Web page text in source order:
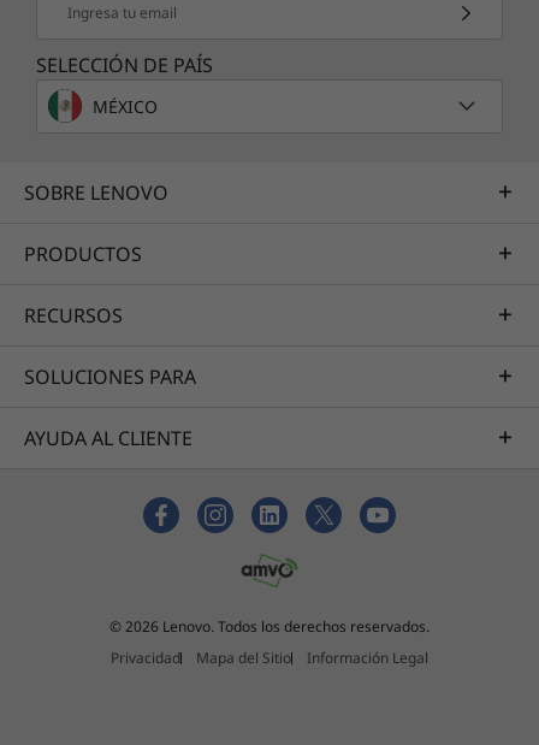
Ingresa tu email
SELECCIÓN DE PAÍS
MÉXICO
SOBRE LENOVO
PRODUCTOS
RECURSOS
SOLUCIONES PARA
AYUDA AL CLIENTE
© 2026 Lenovo. Todos los derechos reservados.
Privacidad
Mapa del Sitio Información Legal